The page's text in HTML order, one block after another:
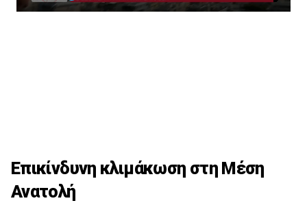
Επικίνδυνη κλιμάκωση στη Μέση
Ανατολή